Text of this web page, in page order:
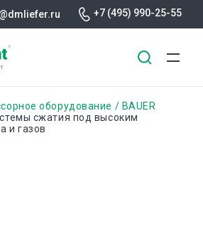
+7 (495) 990-25-55
оборудование
BAUER
сжатия под высоким
и газов